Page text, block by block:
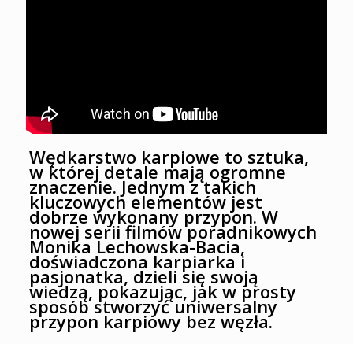
Wędkarstwo karpiowe to sztuka,
w której detale mają ogromne
znaczenie. Jednym z takich
kluczowych elementów jest
dobrze wykonany przypon. W
nowej serii filmów poradnikowych
Monika Lechowska-Bacia,
doświadczona karpiarka i
pasjonatka, dzieli się swoją
wiedzą, pokazując, jak w prosty
sposób stworzyć uniwersalny
przypon karpiowy bez węzła.